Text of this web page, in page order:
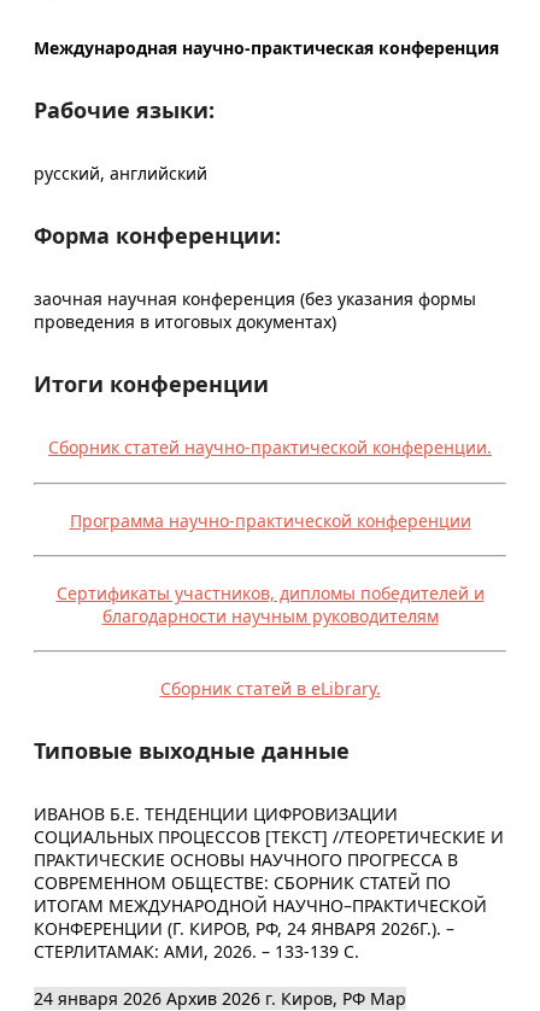
Международная научно-практическая конференция
Рабочие языки:
русский, английский
Форма конференции:
заочная научная конференция (без указания формы
проведения в итоговых документах)
Итоги конференции
Сборник статей научно-практической конференции.
Программа научно-практической конференции
Сертификаты участников, дипломы победителей и
благодарности научным руководителям
Сборник статей в eLibrary.
Типовые выходные данные
ИВАНОВ Б.Е. ТЕНДЕНЦИИ ЦИФРОВИЗАЦИИ
СОЦИАЛЬНЫХ ПРОЦЕССОВ [ТЕКСТ] //ТЕОРЕТИЧЕСКИЕ И
ПРАКТИЧЕСКИЕ ОСНОВЫ НАУЧНОГО ПРОГРЕССА В
СОВРЕМЕННОМ ОБЩЕСТВЕ: СБОРНИК СТАТЕЙ ПО
ИТОГАМ МЕЖДУНАРОДНОЙ НАУЧНО–ПРАКТИЧЕСКОЙ
КОНФЕРЕНЦИИ (Г. КИРОВ, РФ, 24 ЯНВАРЯ 2026Г.). –
СТЕРЛИТАМАК: АМИ, 2026. – 133-139 С.
24 января 2026 Архив 2026 г. Киров, РФ Map